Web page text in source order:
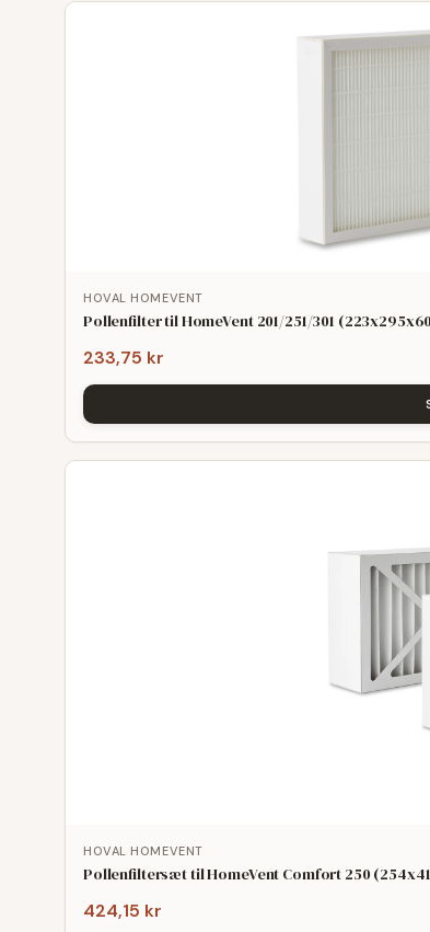
HOVAL HOMEVENT
Pollenfilter til HomeVent 201/251/301
233,75 kr
HOVAL HOMEVENT
Pollenfiltersæt til HomeVent Comfort 250
424,15 kr